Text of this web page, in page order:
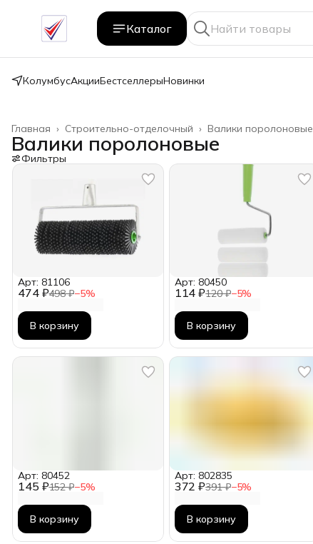
Каталог
КолумбусАкцииБестселлерыНовинки
Валики поролоновые
Строительно-отделочный ›
Главная ›
Валики поролоновые
Фильтры
474 ₽498 ₽−5%
Арт: 81106
В корзину
114 ₽120 ₽−5%
Арт: 80450
В корзину
145 ₽152 ₽−5%
Арт: 80452
В корзину
372 ₽391 ₽−5%
Арт: 802835
В корзину